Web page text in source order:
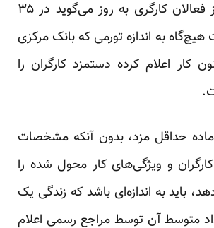
محمود صالحی از فعالان کارگری به روز می‌گوید در ۳۵
به اندازه تورمی که بانک مرکزی
ماده ۴۱ قانون کار اعلام کرده دستمزد کارگران را
حداقل مزد، بدون آنکه مشخصات
و ویژگی‌های کار محول شده را
باید به اندازه‌ای باشد که زندگی یک
متوسط آن توسط مراجع رسمی اعلام